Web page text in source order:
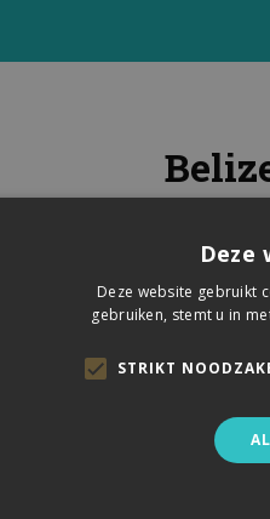
Aanbod voor
Deze
Deze website gebruikt
gebruiken, stemt u in
STRIKT